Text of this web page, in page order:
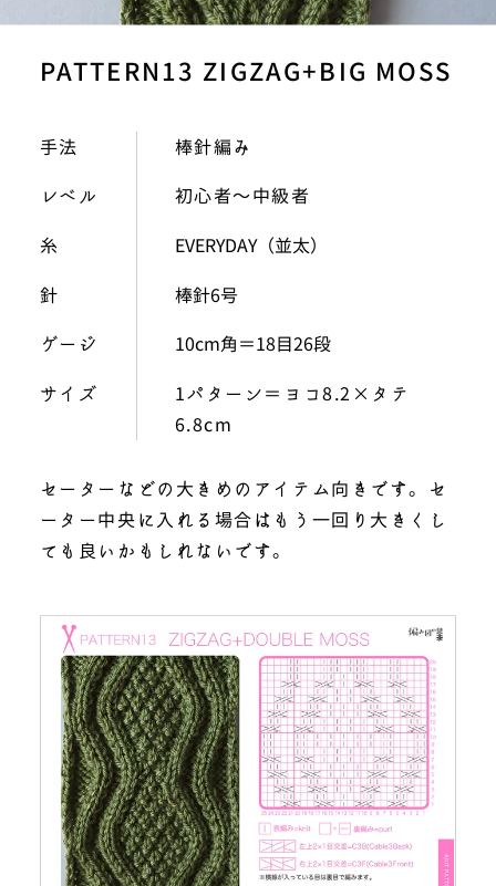
PATTERN13 ZIGZAG+BIG MOSS
手法 棒針編み
レベル 初心者〜中級者
糸 EVERYDAY（並太）
針 棒針6号
ゲージ 10cm角＝18目26段
サイズ
1パターン＝ヨコ8.2×タテ
6.8cm
セーターなどの大きめのアイテム向きです。セ
ーター中央に入れる場合はもう一回り大きくし
ても良いかもしれないです。